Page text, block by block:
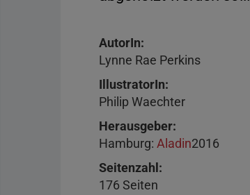
AutorIn
Lynne Rae Perkins
IllustratorIn
Philip Waechter
Herausgeber
Hamburg: Aladin2016
Seitenzahl
176 Seiten